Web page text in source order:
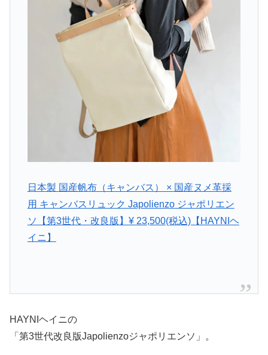
日本製 国産帆布（キャンバス） × 国産ヌメ革採
用 キャンバスリュック Japolienzo ジャポリエン
ソ【第3世代・改良版】¥ 23,500(税込)【HAYNIヘ
イニ】
HAYNIヘイニの
「第3世代改良版Japolienzoジャポリエンソ」。